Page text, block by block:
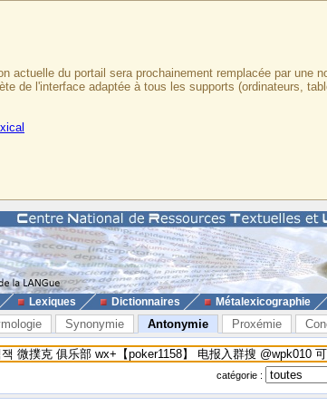
actuelle du portail sera prochainement remplacée par une
de l'interface adaptée à tous les supports (ordinateurs,
Lexiques Dictionnaires Métalexicographie
Synonymie Antonymie Proxémie
catégorie :